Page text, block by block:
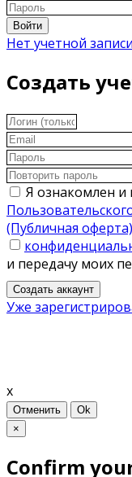
Войти
Нет учетной
Создать
Я ознакомлен
(Публичная оферта)
и передачу моих
Создать аккаунт
Уже
x
Отменить
Ok
×
Confirm